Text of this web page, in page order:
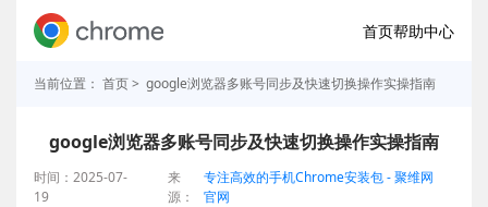
首页帮助中心
当前位置： 首页> google浏览器多账号同步及快速切换操作实操指南
google浏览器多账号同步及快速切换操作实操指南
时间：2025-07-
19
来
源：
专注高效的手机Chrome安装包 - 聚维网
官网